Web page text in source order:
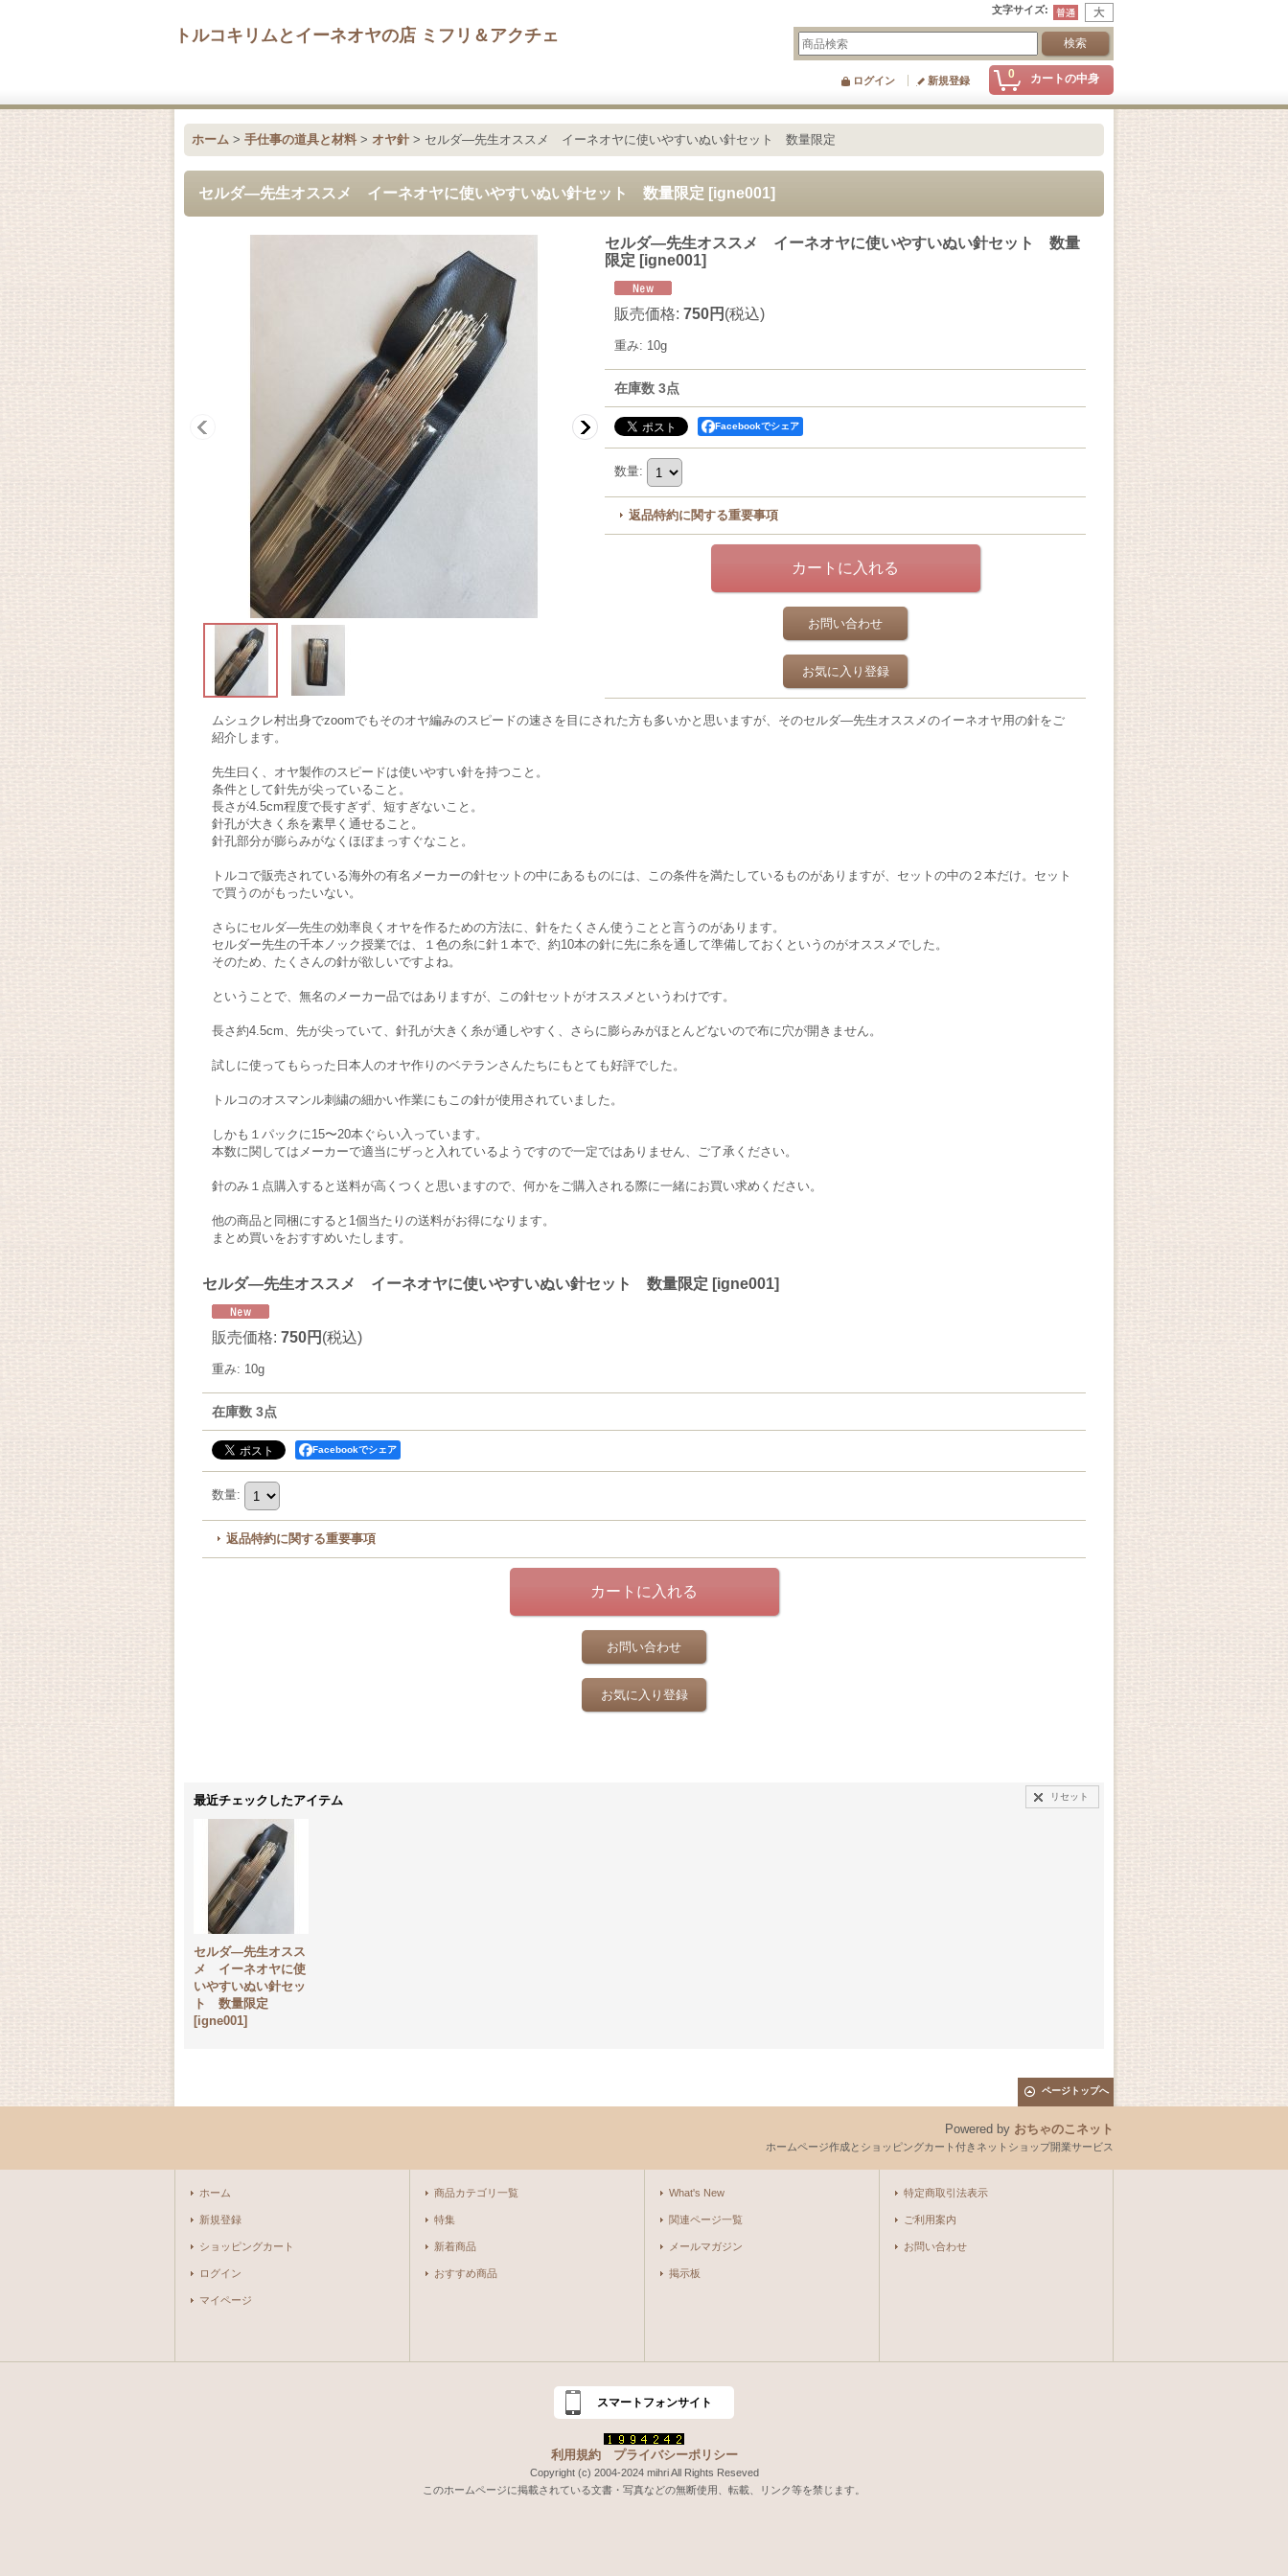
文字サイズ:
トルコキリムとイーネオヤの店 ミフリ＆アクチェ
0 カートの中身
ログイン 新規登録
ホーム > 手仕事の道具と材料 > オヤ針 > セルダ―先生オススメ イーネオヤに使いやすいぬい針セット 数量限定
セルダ―先生オススメ イーネオヤに使いやすいぬい針セット 数量限定 [igne001]
セルダ―先生オススメ イーネオヤに使いやすいぬい針セット 数量
限定 [igne001]
販売価格: 750円 (税込)
重み: 10g
在庫数 3点
Facebookでシェア
数量:
返品特約に関する重要事項
お問い合わせ
お気に入り登録
ムシュクレ村出身でzoomでもそのオヤ編みのスピードの速さを目にされた方も多いかと思いますが、そのセルダ―先生オススメのイーネオヤ用の針をご
紹介します。
先生曰く、オヤ製作のスピードは使いやすい針を持つこと。
条件として針先が尖っていること。
長さが4.5cm程度で長すぎず、短すぎないこと。
針孔が大きく糸を素早く通せること。
針孔部分が膨らみがなくほぼまっすぐなこと。
トルコで販売されている海外の有名メーカーの針セットの中にあるものには、この条件を満たしているものがありますが、セットの中の２本だけ。セット
で買うのがもったいない。
さらにセルダ―先生の効率良くオヤを作るための方法に、針をたくさん使うことと言うのがあります。
セルダー先生の千本ノック授業では、１色の糸に針１本で、約10本の針に先に糸を通して準備しておくというのがオススメでした。
そのため、たくさんの針が欲しいですよね。
ということで、無名のメーカー品ではありますが、この針セットがオススメというわけです。
長さ約4.5cm、先が尖っていて、針孔が大きく糸が通しやすく、さらに膨らみがほとんどないので布に穴が開きません。
試しに使ってもらった日本人のオヤ作りのベテランさんたちにもとても好評でした。
トルコのオスマンル刺繍の細かい作業にもこの針が使用されていました。
しかも１パックに15〜20本ぐらい入っています。
本数に関してはメーカーで適当にザっと入れているようですので一定ではありません、ご了承ください。
針のみ１点購入すると送料が高くつくと思いますので、何かをご購入される際に一緒にお買い求めください。
他の商品と同梱にすると1個当たりの送料がお得になります。
まとめ買いをおすすめいたします。
セルダ―先生オススメ イーネオヤに使いやすいぬい針セット 数量限定 [igne001]
販売価格: 750円 (税込)
重み: 10g
在庫数 3点
Facebookでシェア
数量:
返品特約に関する重要事項
お問い合わせ
お気に入り登録
最近チェックしたアイテム リセット
セルダ―先生オスス
メ イーネオヤに使
いやすいぬい針セッ
ト 数量限定
[igne001]
ページトップへ
Powered by おちゃのこネット
ホームページ作成とショッピングカート付きネットショップ開業サービス
ホーム
新規登録
ショッピングカート
ログイン
マイページ
商品カテゴリ一覧
特集
新着商品
おすすめ商品
What's New
関連ページ一覧
メールマガジン
掲示板
特定商取引法表示
ご利用案内
お問い合わせ
スマートフォンサイト
利用規約 プライバシーポリシー
Copyright (c) 2004-2024 mihri All Rights Reseved
このホームページに掲載されている文書・写真などの無断使用、転載、リンク等を禁じます。